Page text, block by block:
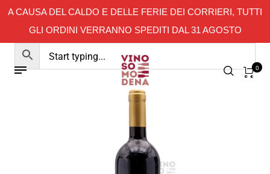
A CAUSA DEL CALDO E DELLE FERIE DEI CORRIERI, TUTTI
GLI ORDINI VERRANNO SPEDITI DAL 31 AGOSTO
0